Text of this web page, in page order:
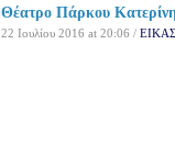
Θέατρο Πάρκου
22 Ιουλίου 2016 at 20:06 /